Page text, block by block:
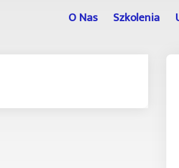
O Nas Szkolenia